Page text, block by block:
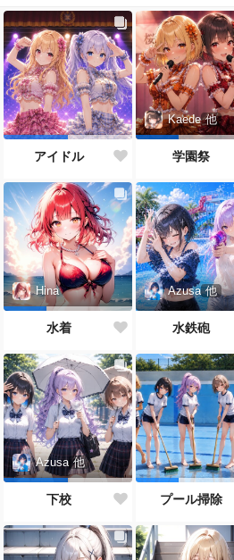
アイドル
Kaede 他
学園祭
Hina
水着
Azusa 他
水鉄砲
Azusa 他
下校 プール掃除